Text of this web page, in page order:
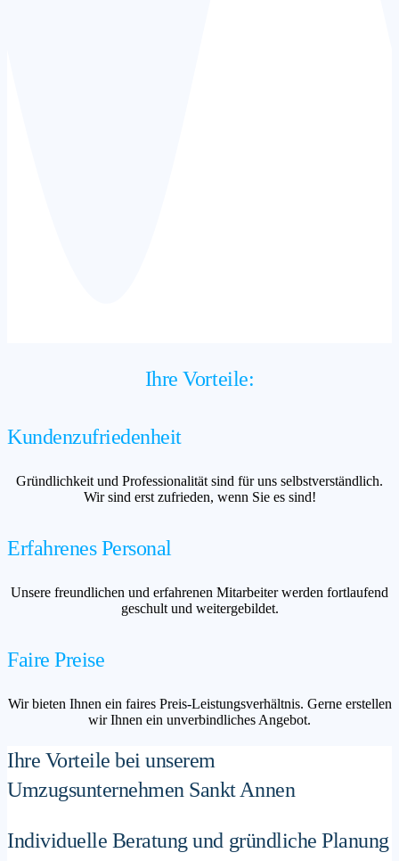
Ihre Vorteile:
Kundenzufriedenheit
Gründlichkeit und Professionalität sind für uns selbstverständlich.
Wir sind erst zufrieden, wenn Sie es sind!
Erfahrenes Personal
Unsere freundlichen und erfahrenen Mitarbeiter werden fortlaufend
geschult und weitergebildet.
Faire Preise
Wir bieten Ihnen ein faires Preis-Leistungsverhältnis. Gerne erstellen
wir Ihnen ein unverbindliches Angebot.
Ihre Vorteile bei unserem
Umzugsunternehmen Sankt Annen
Individuelle Beratung und gründliche Planung